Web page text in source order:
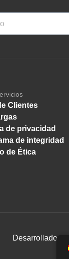
Clientes
de privacidad
de integridad
de Ética
Desarrollado por